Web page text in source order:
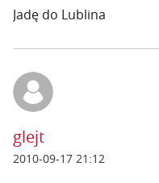
Jadę do Lublina
glejt
2010-09-17 21:12